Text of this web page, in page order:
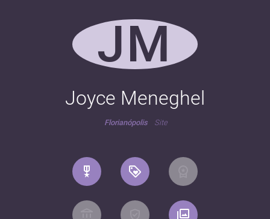
JM
Joyce Meneghel
Florianópolis Site